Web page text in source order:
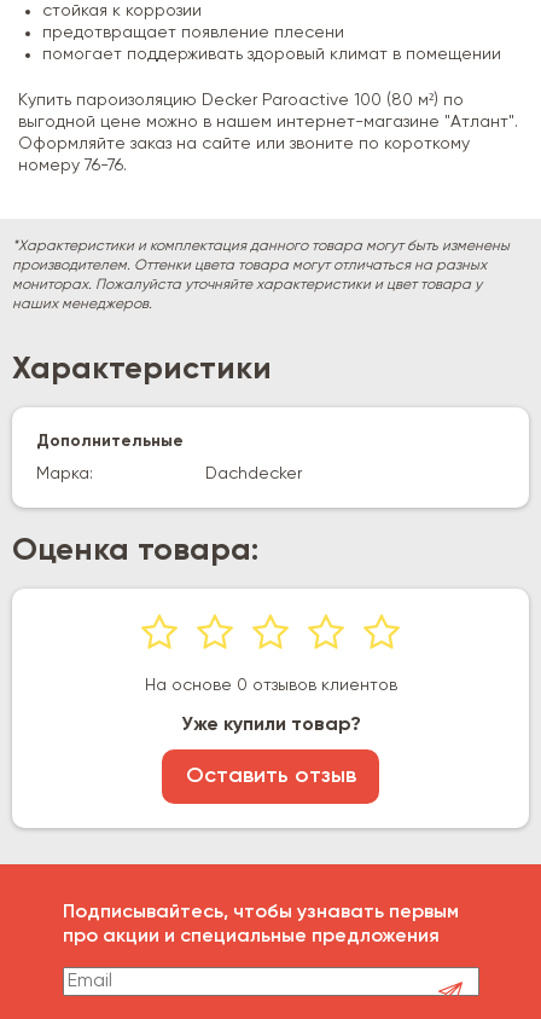
стойкая к коррозии
предотвращает появление плесени
помогает поддерживать здоровый климат в помещении
Купить пароизоляцию Decker Paroactive 100 (80 м²) по
выгодной цене можно в нашем интернет-магазине "Атлант".
Оформляйте заказ на сайте или звоните по короткому
номеру 76-76.
*Характеристики и комплектация данного товара могут быть изменены
производителем. Оттенки цвета товара могут отличаться на разных
мониторах. Пожалуйста уточняйте характеристики и цвет товара у
наших менеджеров.
Характеристики
Дополнительные
Марка:
Dachdecker
Оценка товара:
На основе 0 отзывов клиентов
Уже купили товар?
Оставить отзыв
Подписывайтесь, чтобы узнавать первым
про акции и специальные предложения